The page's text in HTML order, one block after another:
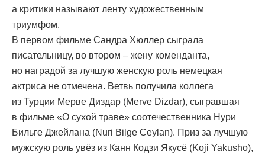
а критики называют ленту художественным
триумфом.
В первом фильме Сандра Хюллер сыграла
писательницу, во втором – жену коменданта,
но наградой за лучшую женскую роль немецкая
актриса не отмечена. Ветвь получила коллега
из Турции Мерве Диздар (Merve Dizdar), сыгравшая
в фильме «О сухой траве» соотечественника Нури
Бильге Джейлана (Nuri Bilge Ceylan). Приз за лучшую
мужскую роль увёз из Канн Кодзи Якусё (Kōji Yakusho),